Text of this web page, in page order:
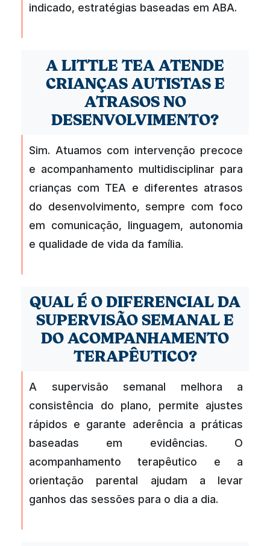
indicado, estratégias baseadas em ABA.
A LITTLE TEA ATENDE
CRIANÇAS AUTISTAS E
ATRASOS NO
DESENVOLVIMENTO?
Sim. Atuamos com intervenção precoce
e acompanhamento multidisciplinar para
crianças com TEA e diferentes atrasos
do desenvolvimento, sempre com foco
em comunicação, linguagem, autonomia
e qualidade de vida da família.
QUAL É O DIFERENCIAL DA
SUPERVISÃO SEMANAL E
DO ACOMPANHAMENTO
TERAPÊUTICO?
A supervisão semanal melhora a
consistência do plano, permite ajustes
rápidos e garante aderência a práticas
baseadas em evidências. O
acompanhamento terapêutico e a
orientação parental ajudam a levar
ganhos das sessões para o dia a dia.